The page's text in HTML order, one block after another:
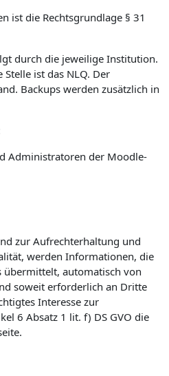
ist die Rechtsgrundlage § 31
durch die jeweilige Institution.
ist das NLQ. Der
Backups werden zusätzlich in
Administratoren der Moodle-
zur Aufrechterhaltung und
werden Informationen, die
automatisch von
soweit erforderlich an Dritte
Interesse zur
6 Absatz 1 lit. f) DS GVO die